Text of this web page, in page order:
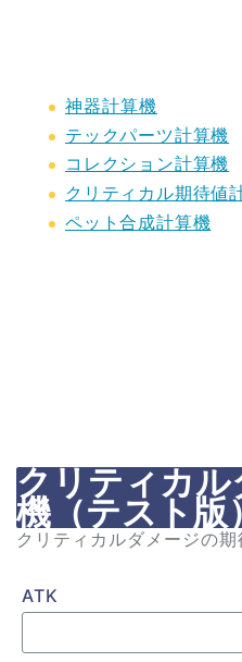
神器計算機
テックパーツ計算機
コレクション計算機
クリティカル期待値
ペット合成計算機
クリティカ
機（テスト版
クリティカルダメージの
ATK